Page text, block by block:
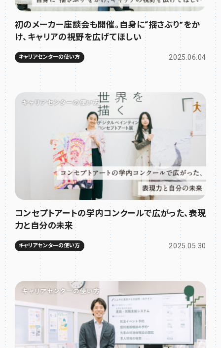
初のメーカー座談会も開催。自身に“揺さぶり”をか
け、キャリアの視野を広げてほしい
キャリアセンターの使い方 2025.06.04
コンセプトアートの学内コンクールで広がった、表現
力と自分の未来
キャリアセンターの使い方 2025.05.30